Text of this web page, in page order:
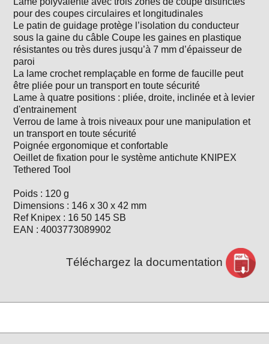
pour des coupes circulaires et longitudinales
Le patin de guidage protège l’isolation du conducteur
sous la gaine du câble Coupe les gaines en plastique
résistantes ou très dures jusqu’à 7 mm d’épaisseur de
paroi
La lame crochet remplaçable en forme de faucille peut
être pliée pour un transport en toute sécurité
Lame à quatre positions : pliée, droite, inclinée et à levier
d'entrainement
Verrou de lame à trois niveaux pour une manipulation et
un transport en toute sécurité
Poignée ergonomique et confortable
Oeillet de fixation pour le système antichute KNIPEX
Tethered Tool
Poids : 120 g
Dimensions : 146 x 30 x 42 mm
Ref Knipex : 16 50 145 SB
EAN : 4003773089902
Téléchargez la documentation